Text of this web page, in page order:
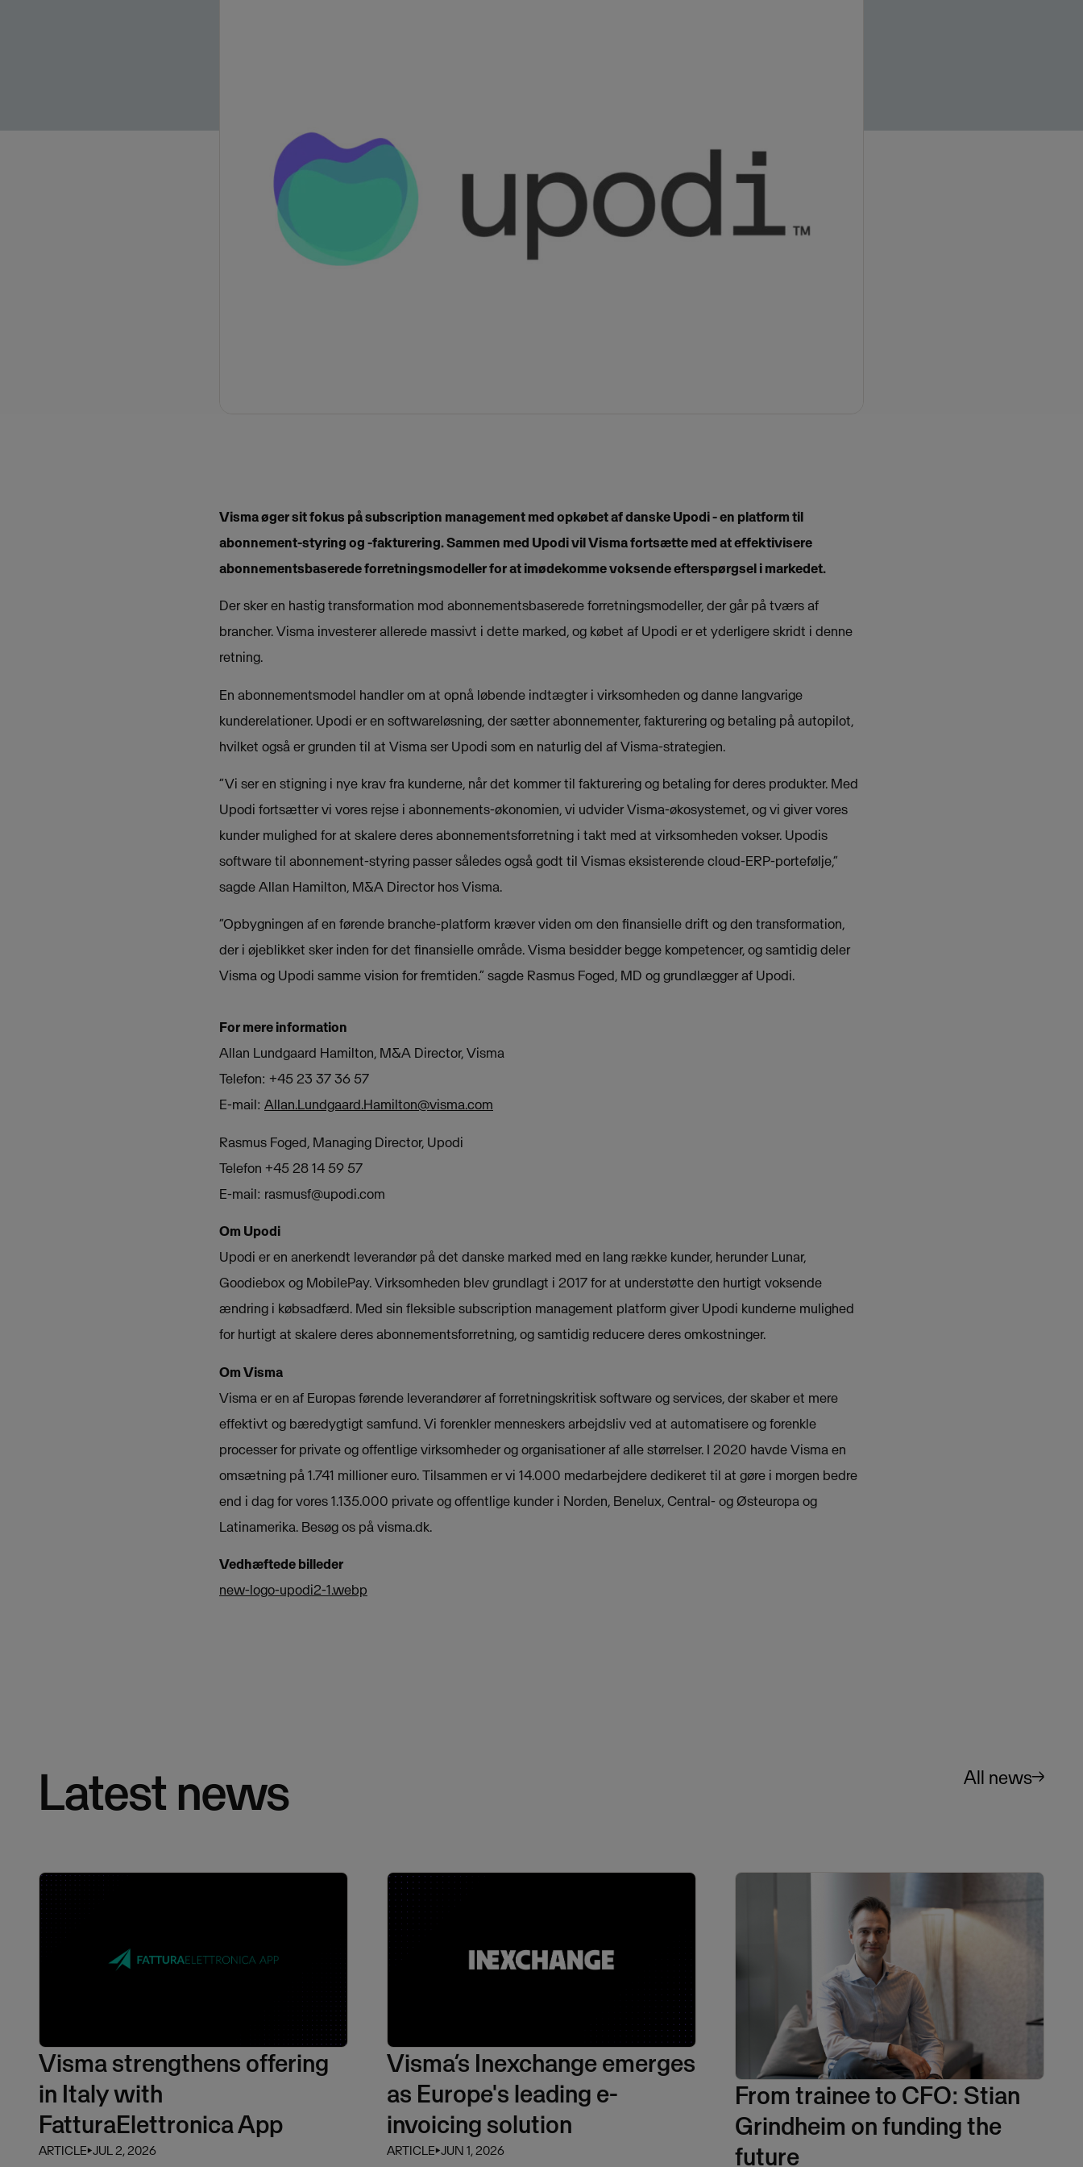
Visma øger sit fokus på subscription management med opkøbet af danske Upodi - en platform til
abonnement-styring og -fakturering. Sammen med Upodi vil Visma fortsætte med at effektivisere
abonnementsbaserede forretningsmodeller for at imødekomme voksende efterspørgsel i markedet.
Der sker en hastig transformation mod abonnementsbaserede forretningsmodeller, der går på tværs af
brancher. Visma investerer allerede massivt i dette marked, og købet af Upodi er et yderligere skridt i denne
retning.
En abonnementsmodel handler om at opnå løbende indtægter i virksomheden og danne langvarige
kunderelationer. Upodi er en softwareløsning, der sætter abonnementer, fakturering og betaling på autopilot,
hvilket også er grunden til at Visma ser Upodi som en naturlig del af Visma-strategien.
”Vi ser en stigning i nye krav fra kunderne, når det kommer til fakturering og betaling for deres produkter. Med
Upodi fortsætter vi vores rejse i abonnements-økonomien, vi udvider Visma-økosystemet, og vi giver vores
kunder mulighed for at skalere deres abonnementsforretning i takt med at virksomheden vokser. Upodis
software til abonnement-styring passer således også godt til Vismas eksisterende cloud-ERP-portefølje,”
sagde Allan Hamilton, M&A Director hos Visma.
”Opbygningen af en førende branche-platform kræver viden om den finansielle drift og den transformation,
der i øjeblikket sker inden for det finansielle område. Visma besidder begge kompetencer, og samtidig deler
Visma og Upodi samme vision for fremtiden.” sagde Rasmus Foged, MD og grundlægger af Upodi.
For mere information
Allan Lundgaard Hamilton, M&A Director, Visma
Telefon: +45 23 37 36 57
E-mail: Allan.Lundgaard.Hamilton@visma.com
Rasmus Foged, Managing Director, Upodi
Telefon +45 28 14 59 57
E-mail: rasmusf@upodi.com
Om Upodi
Upodi er en anerkendt leverandør på det danske marked med en lang række kunder, herunder Lunar,
Goodiebox og MobilePay. Virksomheden blev grundlagt i 2017 for at understøtte den hurtigt voksende
ændring i købsadfærd. Med sin fleksible subscription management platform giver Upodi kunderne mulighed
for hurtigt at skalere deres abonnementsforretning, og samtidig reducere deres omkostninger.
Om Visma
Visma er en af Europas førende leverandører af forretningskritisk software og services, der skaber et mere
effektivt og bæredygtigt samfund. Vi forenkler menneskers arbejdsliv ved at automatisere og forenkle
processer for private og offentlige virksomheder og organisationer af alle størrelser. I 2020 havde Visma en
omsætning på 1.741 millioner euro. Tilsammen er vi 14.000 medarbejdere dedikeret til at gøre i morgen bedre
end i dag for vores 1.135.000 private og offentlige kunder i Norden, Benelux, Central- og Østeuropa og
Latinamerika. Besøg os på visma.dk.
Vedhæftede billeder
new-logo-upodi2-1.webp
Latest news All news
Visma strengthens offering
in Italy with
FatturaElettronica App
ARTICLE⏵JUL 2, 2026
Visma’s Inexchange emerges
as Europe's leading e-
invoicing solution
ARTICLE⏵JUN 1, 2026
From trainee to CFO: Stian
Grindheim on funding the
future